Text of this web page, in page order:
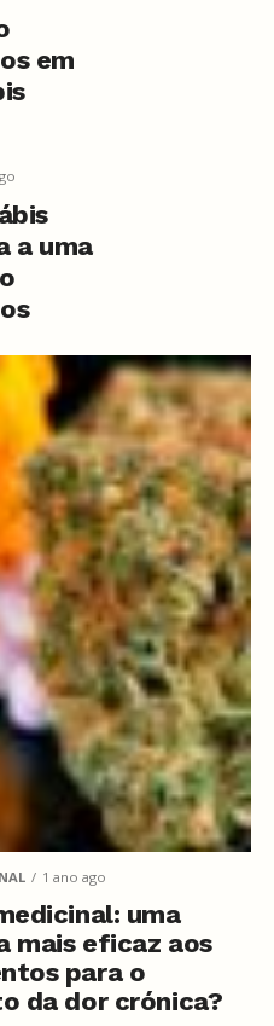
em
a uma
1 ano ago
uma
mais eficaz aos
para o
da dor crónica?